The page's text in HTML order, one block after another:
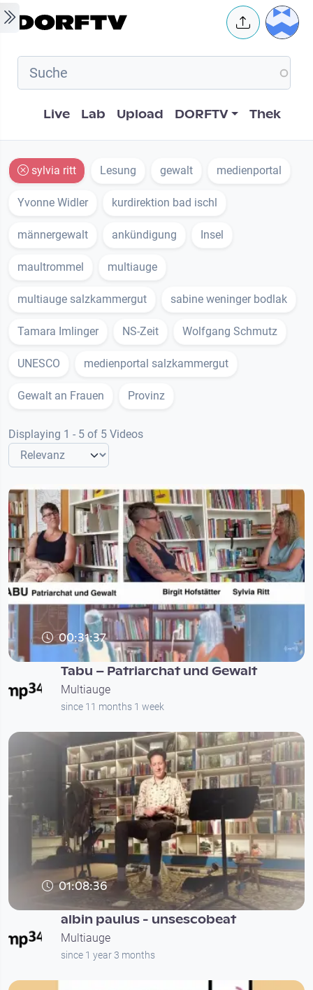
Skip to main content User
Hauptnavigation
Live Lab Upload DORFTV Thek
sylvia ritt Lesung gewalt medienportal
Yvonne Widler kurdirektion bad ischl
männergewalt ankündigung Insel
maultrommel multiauge
multiauge salzkammergut sabine weninger bodlak
Tamara Imlinger NS-Zeit Wolfgang Schmutz
UNESCO medienportal salzkammergut
Gewalt an Frauen Provinz
Displaying 1 - 5 of 5 Videos
00:31:37
Tabu – Patriarchat und Gewalt
Multiauge
since 11 months 1 week
01:08:36
albin paulus - unsescobeat
Multiauge
since 1 year 3 months